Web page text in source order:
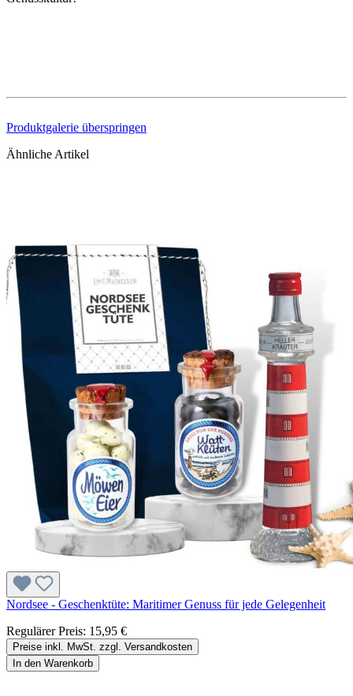
Produktgalerie überspringen
Ähnliche Artikel
Nordsee - Geschenktüte: Maritimer Genuss für jede Gelegenheit
Regulärer Preis: 15,95 €
Preise inkl. MwSt. zzgl. Versandkosten
In den Warenkorb